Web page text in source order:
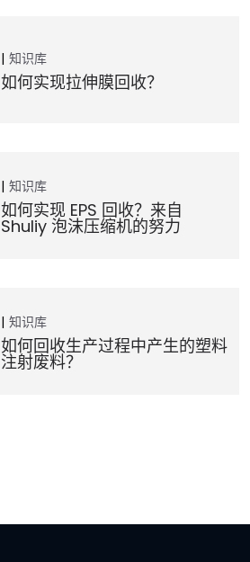
知识库
如何实现拉伸膜回收？
知识库
如何实现 EPS 回收？来自
Shuliy 泡沫压缩机的努力
知识库
如何回收生产过程中产生的塑料
注射废料？